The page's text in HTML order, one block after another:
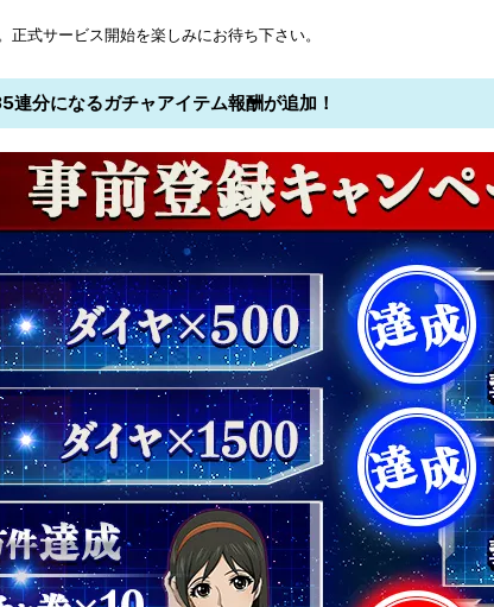
式サービス開始を楽しみにお待ち下さい。
分になるガチャアイテム報酬が追加！